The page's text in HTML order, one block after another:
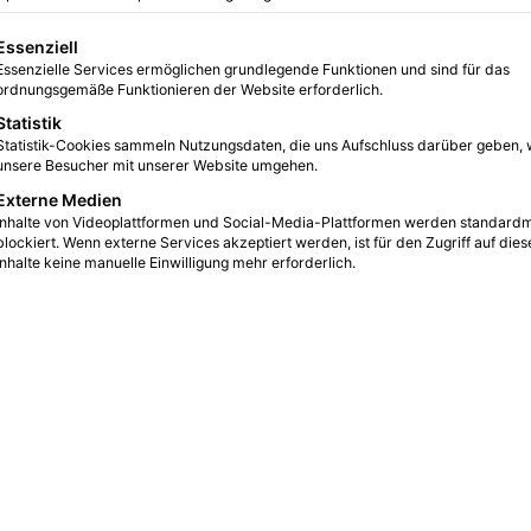
eine Liste der Service-Gruppen, für die eine Einwilligung erteilt
Services ermöglichen grundlegende Funktionen und sind für das
Funktionieren der Website erforderlich.
Cookies sammeln Nutzungsdaten, die uns Aufschluss darüber geben,
Besucher mit unserer Website umgehen.
Medien
von Videoplattformen und Social-Media-Plattformen werden
Wenn externe Services akzeptiert werden, ist für den Zugriff auf
keine manuelle Einwilligung mehr erforderlich.